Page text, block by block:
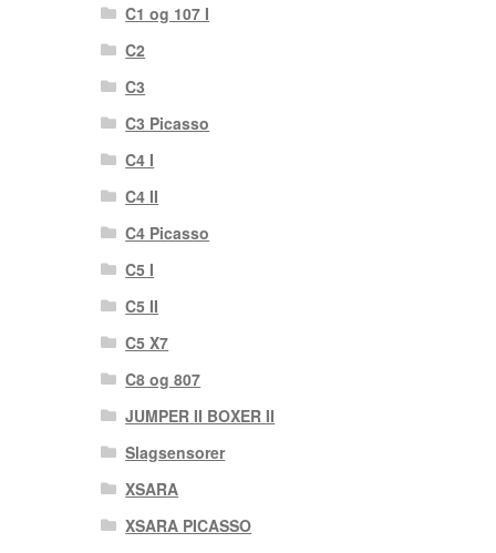
C1 og 107 I
C2
C3
C3 Picasso
C4 I
C4 II
C4 Picasso
C5 I
C5 II
C5 X7
C8 og 807
JUMPER II BOXER II
Slagsensorer
XSARA
XSARA PICASSO